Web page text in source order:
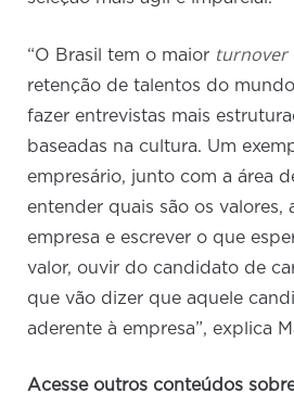
“O Brasil tem o maior turnover
retenção de talentos do
fazer entrevistas mais
baseadas na cultura. Um
empresário, junto com a área
entender quais são os valores,
empresa e escrever o que
valor, ouvir do candidato de
que vão dizer que aquele
aderente à empresa”, explica
Acesse outros conteúdos